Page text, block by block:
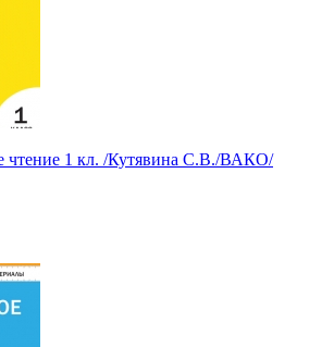
чтение 1 кл. /Кутявина С.В./ВАКО/